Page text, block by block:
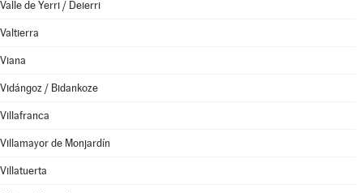
Valle de Yerri / Deierri
Valtierra
Viana
Vidángoz / Bidankoze
Villafranca
Villamayor de Monjardín
Villatuerta